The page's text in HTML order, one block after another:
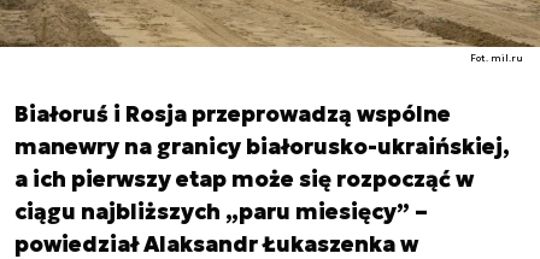
Fot. mil.ru
Białoruś i Rosja przeprowadzą wspólne
manewry na granicy białorusko-ukraińskiej,
a ich pierwszy etap może się rozpocząć w
ciągu najbliższych „paru miesięcy” –
powiedział Alaksandr Łukaszenka w